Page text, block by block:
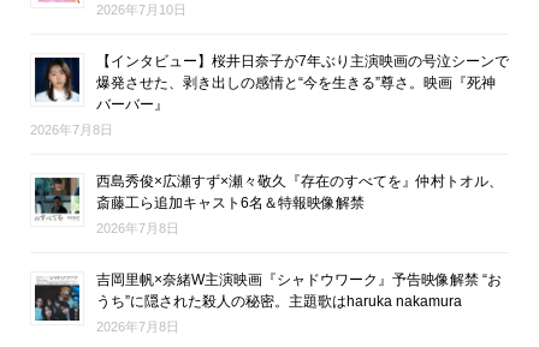
2026年7月10日
【インタビュー】桜井日奈子が7年ぶり主演映画の号泣シーンで
爆発させた、剥き出しの感情と“今を生きる”尊さ。映画『死神
バーバー』
2026年7月8日
西島秀俊×広瀬すず×瀬々敬久『存在のすべてを』仲村トオル、
斎藤工ら追加キャスト6名＆特報映像解禁
2026年7月8日
吉岡里帆×奈緒W主演映画『シャドウワーク』予告映像解禁 “お
うち”に隠された殺人の秘密。主題歌はharuka nakamura
2026年7月8日